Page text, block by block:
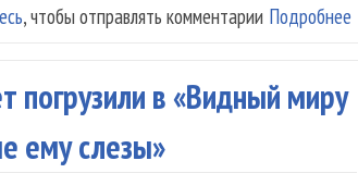
Подробнее
, чтобы отправлять комментарии
в «Видный миру
ему слезы»